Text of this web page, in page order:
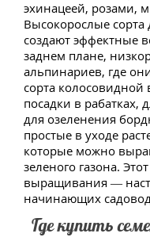
эхинацеей, розами,
Высокорослые
создают эффектные
заднем плане,
альпинариев, где
сорта
посадки в рабатках,
для озеленения
простые в уходе
которые можно
зеленого газона.
выращивания —
начинающих
Где купить